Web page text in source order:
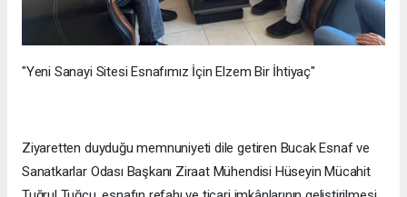
"Yeni Sanayi Sitesi Esnafımız İçin Elzem Bir İhtiyaç"
Ziyaretten duyduğu memnuniyeti dile getiren Bucak Esnaf ve
Sanatkarlar Odası Başkanı Ziraat Mühendisi Hüseyin Mücahit